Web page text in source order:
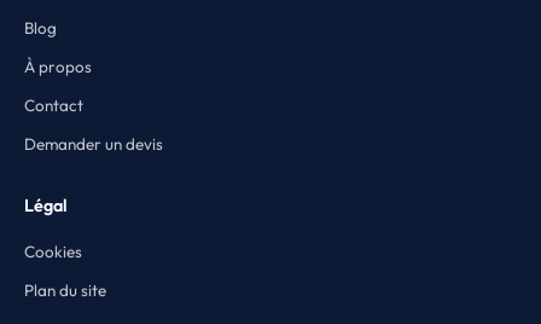
Blog
À propos
Contact
Demander un devis
Légal
Cookies
Plan du site